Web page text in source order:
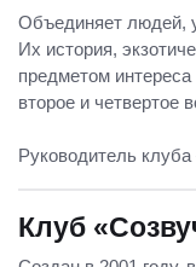
Объединяет людей,
Их история,
предметом
второе и четвертое
Руководитель
Клуб